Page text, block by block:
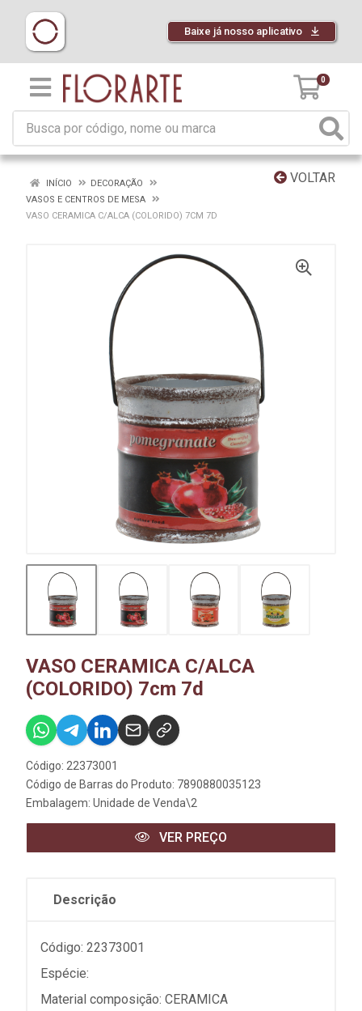
Baixe já nosso aplicativo
0
VOLTAR
INÍCIO
DECORAÇÃO
VASOS E CENTROS DE MESA
VASO CERAMICA C/ALCA (COLORIDO) 7CM 7D
VASO CERAMICA C/ALCA
(COLORIDO) 7cm 7d
Código: 22373001
Código de Barras do Produto: 7890880035123
Embalagem: Unidade de Venda\2
VER PREÇO
Descrição
Código: 22373001
Espécie:
Material composição: CERAMICA